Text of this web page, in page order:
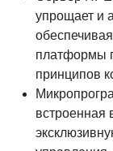
упрощает и
платформы
принципов
встроенная